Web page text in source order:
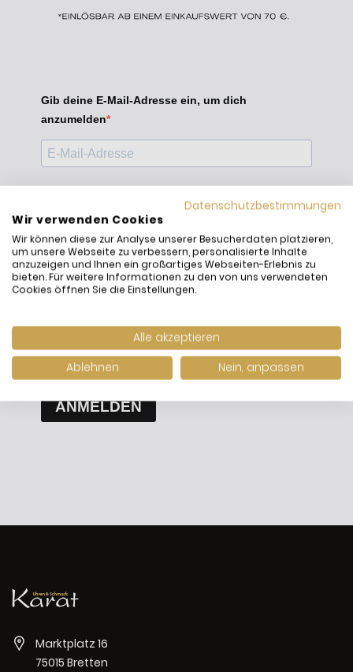
Gib deine E-Mail-Adresse ein, um dich
anzumelden
Ich möchte den Newsletter erhalten und akzeptiere
Du kannst den Newsletter jederzeit über den Link in unserem
Newsletter abbestellen.
ANMELDEN
Marktplatz 16
75015 Bretten
Datenschutzbestimmungen
Wir verwenden Cookies
Wir können diese zur Analyse unserer Besucherdaten platzieren,
um unsere Webseite zu verbessern, personalisierte Inhalte
anzuzeigen und Ihnen ein großartiges Webseiten-Erlebnis zu
bieten. Für weitere Informationen zu den von uns verwendeten
Cookies öffnen Sie die Einstellungen.
Alle akzeptieren
Ablehnen
Nein, anpassen